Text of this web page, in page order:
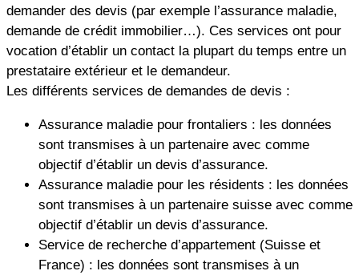
demander des devis (par exemple l’assurance maladie,
demande de crédit immobilier…). Ces services ont pour
vocation d’établir un contact la plupart du temps entre un
prestataire extérieur et le demandeur.
Les différents services de demandes de devis :
Assurance maladie pour frontaliers : les données
sont transmises à un partenaire avec comme
objectif d’établir un devis d’assurance.
Assurance maladie pour les résidents : les données
sont transmises à un partenaire suisse avec comme
objectif d’établir un devis d’assurance.
Service de recherche d’appartement (Suisse et
France) : les données sont transmises à un